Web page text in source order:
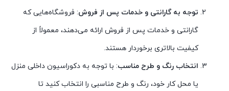
توجه به گارانتی و خدمات پس از فروش: فروشگاه‌هایی که
گارانتی و خدمات پس از فروش ارائه می‌دهند، معمولاً از
کیفیت بالاتری برخوردار هستند.
انتخاب رنگ و طرح مناسب: با توجه به دکوراسیون داخلی منزل
یا محل کار خود، رنگ و طرح مناسبی را انتخاب کنید تا